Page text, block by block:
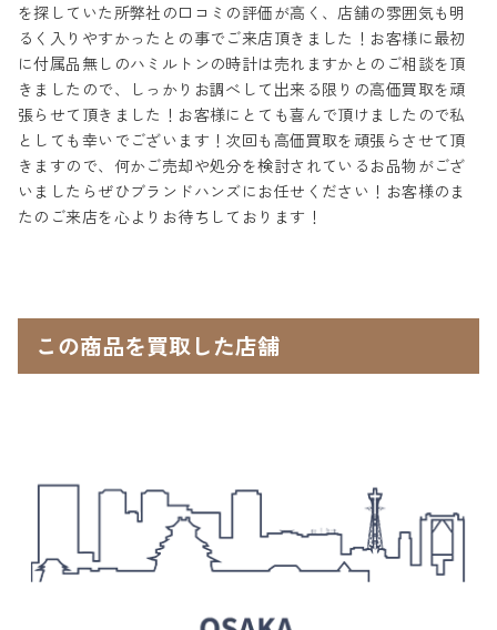
を探していた所弊社の口コミの評価が高く、店舗の雰囲気も明
るく入りやすかったとの事でご来店頂きました！お客様に最初
に付属品無しのハミルトンの時計は売れますかとのご相談を頂
きましたので、しっかりお調べして出来る限りの高価買取を頑
張らせて頂きました！お客様にとても喜んで頂けましたので私
としても幸いでございます！次回も高価買取を頑張らさせて頂
きますので、何かご売却や処分を検討されているお品物がござ
いましたらぜひブランドハンズにお任せください！お客様のま
たのご来店を心よりお待ちしております！
この商品を買取した店舗